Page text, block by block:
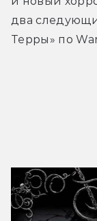
два
Терры» по